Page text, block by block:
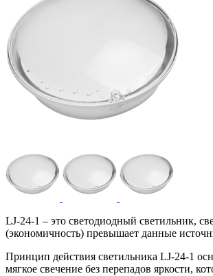
LJ-24-1 – это светодиодный светильник,
(экономичность) превышает данные
Принцип действия светильника LJ-24-1
мягкое свечение без перепадов яркости,